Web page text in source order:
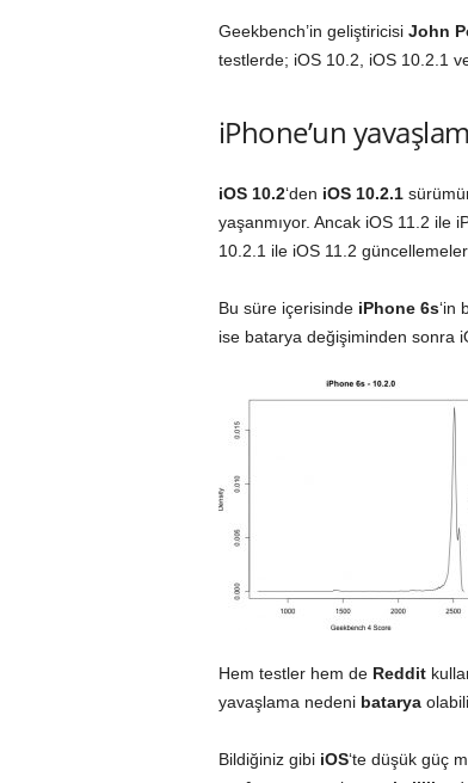
Geekbench’in geliştiricisi John
testlerde; iOS 10.2, iOS 10.2.1
iPhone’un
iOS 10.2‘den iOS 10.2.1
yaşanmıyor. Ancak iOS 11.2 ile
10.2.1 ile iOS 11.2
Bu süre içerisinde iPhone 6s‘in
ise batarya değişiminden sonra
Hem testler hem de Reddit
yavaşlama nedeni batarya
Bildiğiniz gibi iOS‘te düşük güç